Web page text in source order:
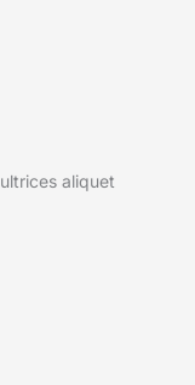
ultrices aliquet